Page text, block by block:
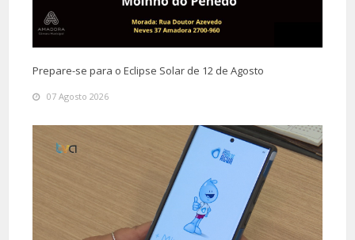
Prepare-se para o Eclipse Solar de 12 de Agosto
07 Agosto 2026